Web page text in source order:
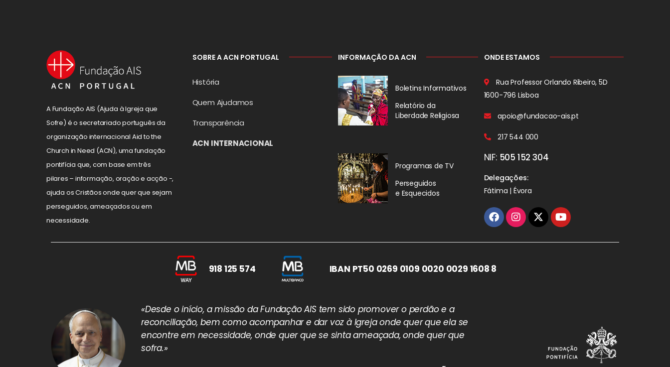
A Fundação AIS (Ajuda à Igreja que
Sofre) é o secretariado português da
organização internacional Aid to the
Church in Need (ACN), uma fundação
pontifícia que, com base em três
pilares – informação, oração e acção -,
ajuda os Cristãos onde quer que sejam
perseguidos, ameaçados ou em
necessidade.
SOBRE A ACN PORTUGAL
História
Quem Ajudamos
Transparência
ACN INTERNACIONAL
INFORMAÇÃO DA ACN
Boletins Informativos
Relatório da
Liberdade Religiosa
Programas de TV
Perseguidos
e Esquecidos
ONDE ESTAMOS
Rua Professor Orlando Ribeiro, 5D
1600-796 Lisboa
apoio@fundacao-ais.pt
217 544 000
NIF: 505 152 304
Delegações:
Fátima | Évora
918 125 574 IBAN PT50 0269 0109 0020 0029 1608 8
«Desde o início, a missão da Fundação AIS tem sido promover o perdão e a
reconciliação, bem como acompanhar e dar voz à Igreja onde quer que ela se
encontre em necessidade, onde quer que se sinta ameaçada, onde quer que
sofra.»